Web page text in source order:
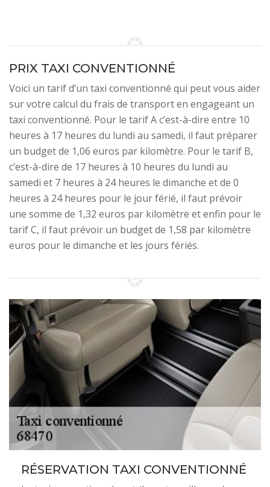
PRIX TAXI CONVENTIONNÉ
Voici un tarif d’un taxi conventionné qui peut vous aider
sur votre calcul du frais de transport en engageant un
taxi conventionné. Pour le tarif A c’est-à-dire entre 10
heures à 17 heures du lundi au samedi, il faut préparer
un budget de 1,06 euros par kilomètre. Pour le tarif B,
c’est-à-dire de 17 heures à 10 heures du lundi au
samedi et 7 heures à 24 heures le dimanche et de 0
heures à 24 heures pour le jour férié, il faut prévoir
une somme de 1,32 euros par kilomètre et enfin pour le
tarif C, il faut prévoir un budget de 1,58 par kilomètre
euros pour le dimanche et les jours fériés.
RÉSERVATION TAXI CONVENTIONNÉ